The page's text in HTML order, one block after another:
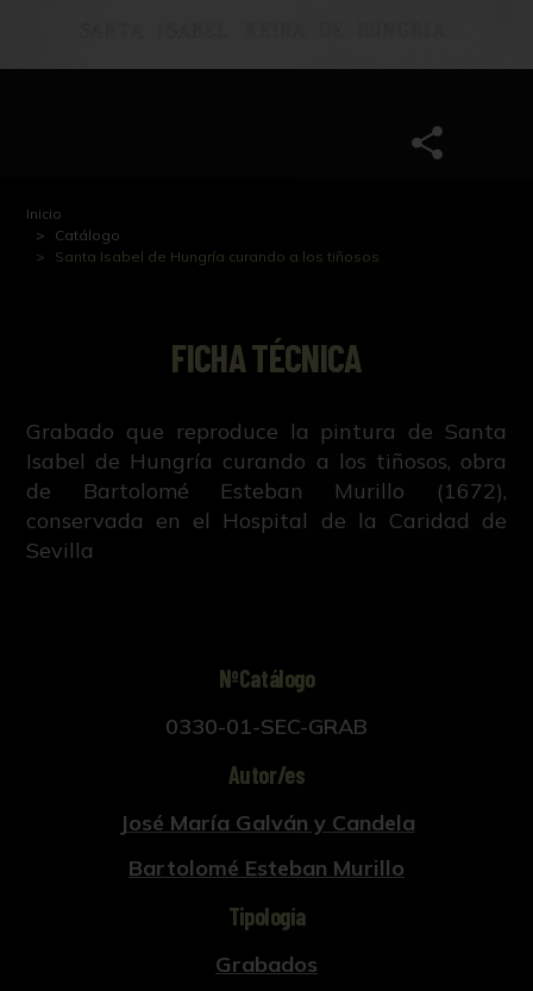
Inicio
Catálogo
Santa Isabel de Hungría curando a los tiñosos
FICHA TÉCNICA
Grabado que reproduce la pintura de Santa
Isabel de Hungría curando a los tiñosos, obra
de Bartolomé Esteban Murillo (1672),
conservada en el Hospital de la Caridad de
Sevilla
NºCatálogo
0330-01-SEC-GRAB
Autor/es
José María Galván y Candela
Bartolomé Esteban Murillo
Tipología
Grabados